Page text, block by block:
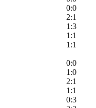
0:0
2:1
1:3
1:1
1:1
0:0
1:0
2:1
1:1
0:3